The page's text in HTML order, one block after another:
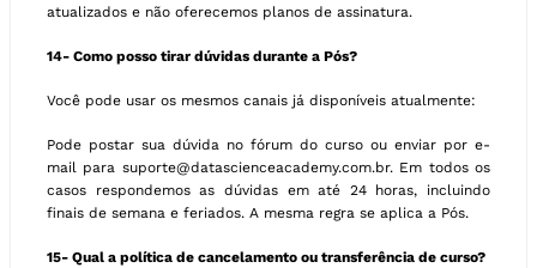
atualizados e não oferecemos planos de assinatura.
14- Como posso tirar dúvidas durante a Pós?
Você pode usar os mesmos canais já disponíveis atualmente:
Pode postar sua dúvida no fórum do curso ou enviar por e-
mail para suporte@datascienceacademy.com.br. Em todos os
casos respondemos as dúvidas em até 24 horas, incluindo
finais de semana e feriados. A mesma regra se aplica a Pós.
15- Qual a política de cancelamento ou transferência de curso?